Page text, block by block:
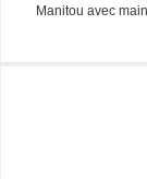
Manitou avec